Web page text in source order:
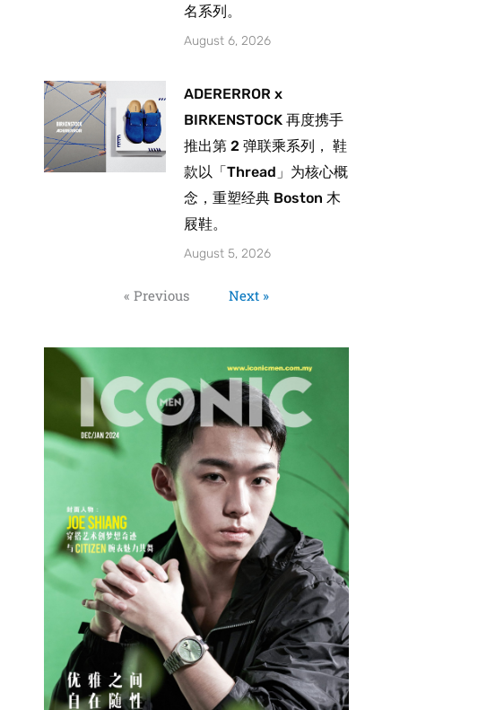
名系列。
August 6, 2026
ADERERROR x
BIRKENSTOCK 再度携手
推出第 2 弹联乘系列， 鞋
款以「Thread」为核心概
念，重塑经典 Boston 木
屐鞋。
August 5, 2026
« Previous Next »